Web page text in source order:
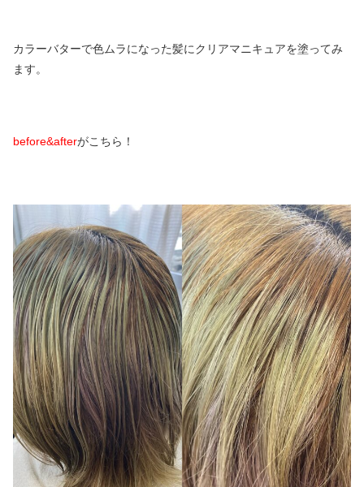
カラーバターで色ムラになった髪にクリアマニキュアを塗ってみ
ます。
before&afterがこちら！